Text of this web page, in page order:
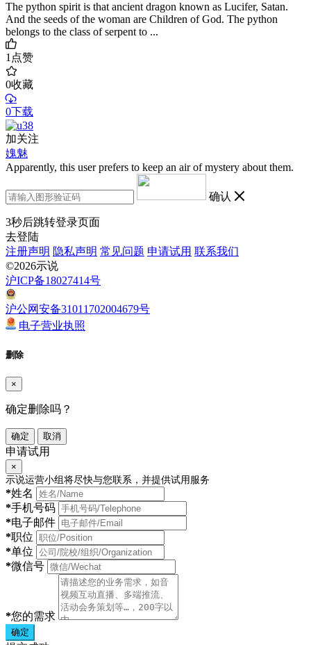
The python spirit is that ancient dragon known as Lucifer, Satan.
And the seeds of the woman are Children of God. The python
belongs to the class of serpent to ...
1点赞
0收藏
0下载
加关注
媿魅
Apparently, this user prefers to keep an air of mystery about them.
确认
3秒后跳转登录页面
去登陆
注册声明 隐私声明 常见问题 申请试用 联系我们
©2026示说
沪ICP备18027414号
沪公网安备31011702004679号
电子营业执照
删除
×
确定删除吗？
确定 取消
申请试用
×
示说运营小组将尽快与您联系，并提供试用服务
*姓名
*手机号码
*电子邮件
*职位
*单位
*微信号
*您的需求
确定